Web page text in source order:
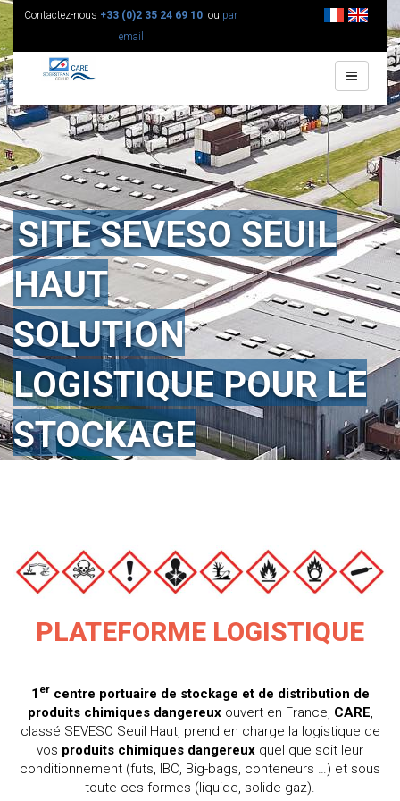
Contactez-nous +33 (0)2 35 24 69 10 ou par
email
SITE SEVESO SEUIL
HAUT
SOLUTION
LOGISTIQUE POUR LE
STOCKAGE
CHIMIQUES
DANGEREUX
PLATEFORME LOGISTIQUE
1 ercentre portuaire de stockage et de distribution de
produits chimiques dangereuxouvert en France, CARE
classé SEVESO Seuil Haut, prend en charge la logistique de
vos produits chimiques dangereux quel que soit leur
conditionnement (futs, IBC, Big-bags, conteneurs …) et sous
toute ces formes (liquide, solide gaz).